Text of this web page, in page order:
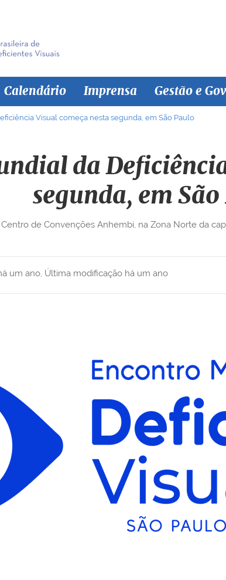
Calendário Imprensa Gestão e
Visual começa nesta segunda, em São Paulo
da
segunda, em
um ano, Última modificação há um ano
de Convenções Anhembi, na Zona Norte da